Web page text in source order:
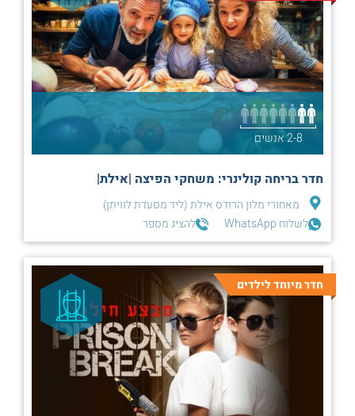
2-8 אנשים
חדר בריחה קולינרי: משחקי הפיצה |אילת|
מאחורי מלון הרודס אילת (ליד מסעדת לוויתן)
לשלוח WhatsApp
להציג מספר
חדר מיוחד לילדים